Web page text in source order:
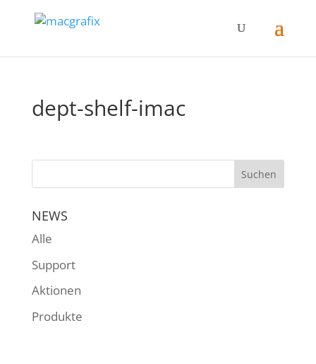
dept-shelf-imac
NEWS
Alle
Support
Aktionen
Produkte